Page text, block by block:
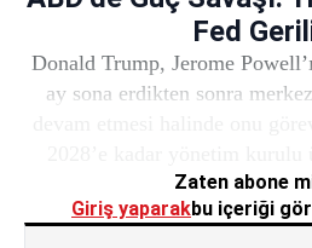
Fed
Donald Trump, Jerome
ay sona erdikten sonra
Zaten abone
Giriş yaparakbu içeriği